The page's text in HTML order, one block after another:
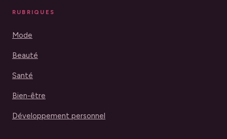
RUBRIQUES
Mode
Beauté
Santé
Bien-être
Développement personnel